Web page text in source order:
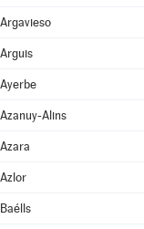
Argavieso
Arguis
Ayerbe
Azanuy-Alins
Azara
Azlor
Baélls